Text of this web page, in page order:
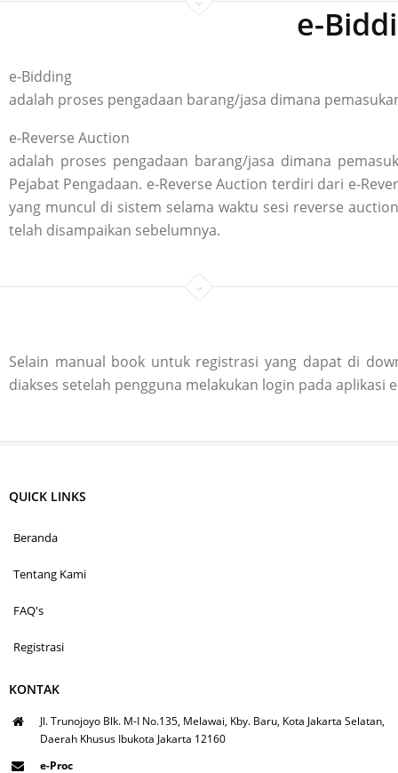
e-
e-Bidding
adalah proses pengadaan barang/jasa dimana
e-Reverse Auction
adalah proses pengadaan barang/jasa dimana
Pejabat Pengadaan. e-Reverse Auction terdiri dari e-
yang muncul di sistem selama waktu sesi reverse
telah disampaikan sebelumnya.
Selain manual book untuk registrasi yang dapat di
diakses setelah pengguna melakukan login pada aplikasi
QUICK LINKS
Beranda
Tentang Kami
FAQ's
Registrasi
KONTAK
Jl. Trunojoyo Blk. M-I No.135, Melawai, Kby. Baru, Kota Jakarta Selatan,
Daerah Khusus Ibukota Jakarta 12160
e-Proc